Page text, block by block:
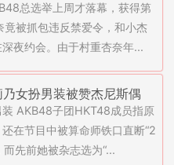
布子》票房惨败
总选举上周才落幕，获得第
竟被抓包违反禁爱令，和小杰
夜约会。由于村重杏奈年...
女扮男装被赞杰尼斯偶
同居人气下滑
装 AKB48子团HKT48成员指原
在节目中被算命师铁口直断“2
先前她被杂志选为“...